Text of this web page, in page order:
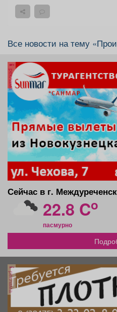
Все новости на тему
реклама
Сейчас в г. Междуреченск
22.8 Co
пасмурно
реклама